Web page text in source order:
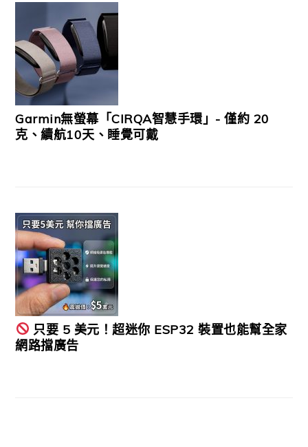
Garmin無螢幕「CIRQA智慧手環」- 僅約 20
克、續航10天、睡覺可戴
只要 5 美元！超迷你 ESP32 裝置也能幫全家
網路擋廣告